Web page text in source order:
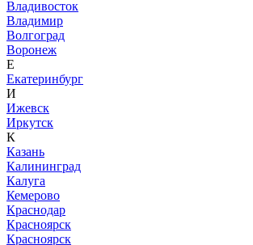
Владивосток
Владимир
Волгоград
Воронеж
Е
Екатеринбург
И
Ижевск
Иркутск
К
Казань
Калининград
Калуга
Кемерово
Краснодар
Красноярск
Красноярск